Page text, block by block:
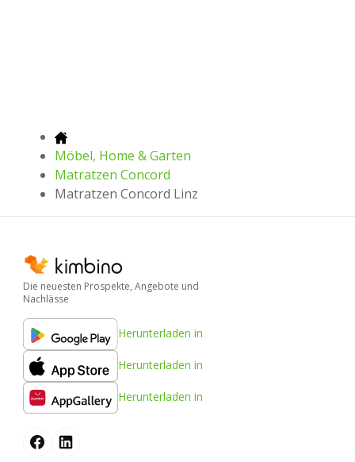
Möbel, Home & Garten
Matratzen Concord
Matratzen Concord Linz
Die neuesten Prospekte, Angebote und
Nachlässe
Herunterladen in
Herunterladen in
Herunterladen in